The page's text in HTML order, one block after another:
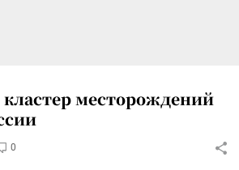
месторождений
0